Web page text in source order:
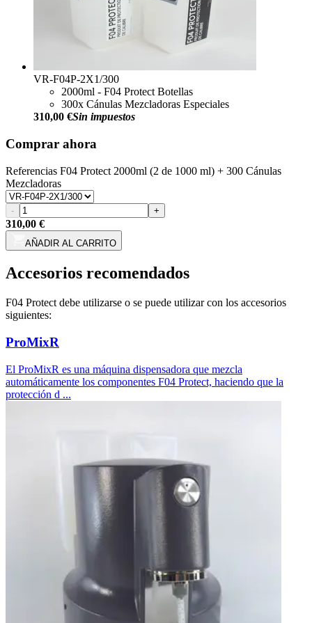
VR-F04P-2X1/300
2000ml - F04 Protect Botellas
300x Cánulas Mezcladoras Especiales
310,00 €Sin impuestos
Comprar ahora
Referencias F04 Protect 2000ml (2 de 1000 ml) + 300 Cánulas
Mezcladoras
- +
310,00 €
AÑADIR AL CARRITO
Accesorios recomendados
F04 Protect debe utilizarse o se puede utilizar con los accesorios
siguientes:
ProMixR
El ProMixR es una máquina dispensadora que mezcla
automáticamente los componentes F04 Protect, haciendo que la
protección d ...